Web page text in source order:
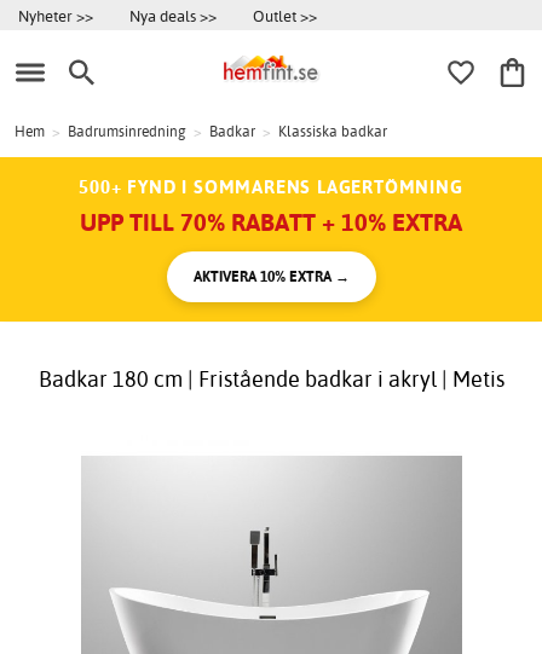
Nyheter >> Nya deals >> Outlet >>
Hem > Badrumsinredning > Badkar > Klassiska badkar
500+ FYND I SOMMARENS LAGERTÖMNING
UPP TILL 70% RABATT + 10% EXTRA
AKTIVERA 10% EXTRA →
Badkar 180 cm | Fristående badkar i akryl | Metis